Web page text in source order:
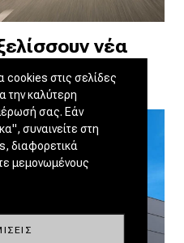
νέα
Το
cookies στις σελίδες
την καλύτερη
σας. Εάν
συναινείτε στη
διαφορετικά
μεμονωμένους